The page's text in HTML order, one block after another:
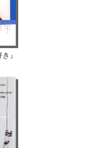
』